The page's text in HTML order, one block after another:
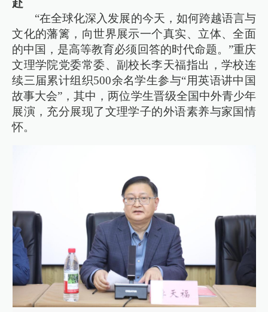
赴
“在全球化深入发展的今天，如何跨越语言与
文化的藩篱，向世界展示一个真实、立体、全面
的中国，是高等教育必须回答的时代命题。”重庆
文理学院党委常委、副校长李天福指出，学校连
续三届累计组织500余名学生参与“用英语讲中国
故事大会”，其中，两位学生晋级全国中外青少年
展演，充分展现了文理学子的外语素养与家国情
怀。